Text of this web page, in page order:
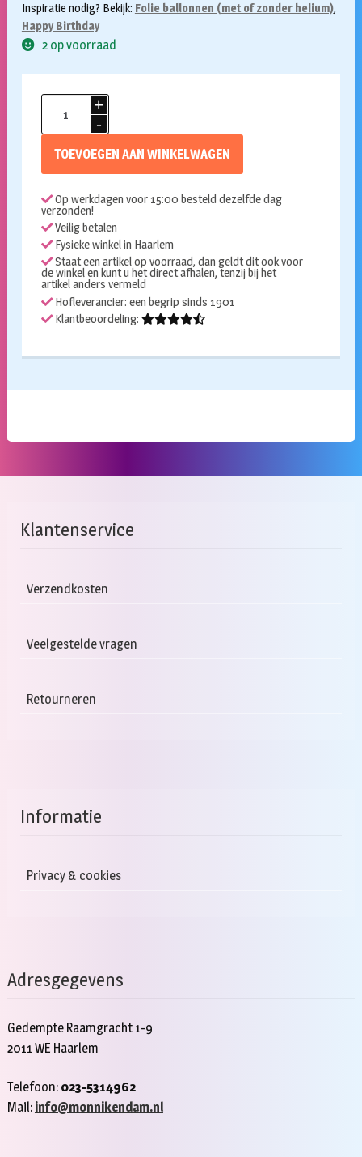
Inspiratie nodig? Bekijk: Folie ballonnen (met of zonder helium),
Happy Birthday
2 op voorraad
Folieballon
Happy
aantal
TOEVOEGEN AAN WINKELWAGEN
Op werkdagen voor 15:00 besteld dezelfde dag
verzonden!
Veilig betalen
Fysieke winkel in Haarlem
Staat een artikel op voorraad, dan geldt dit ook voor
de winkel en kunt u het direct afhalen, tenzij bij het
artikel anders vermeld
Hofleverancier: een begrip sinds 1901
Klantbeoordeling:
Klantenservice
Verzendkosten
Veelgestelde vragen
Retourneren
Informatie
Privacy & cookies
Adresgegevens
Gedempte Raamgracht 1-9
2011 WE Haarlem
Telefoon: 023-5314962
Mail: info@monnikendam.nl